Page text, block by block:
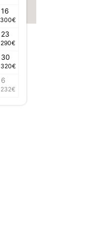
16
300€
23
290€
30
320€
6
232€